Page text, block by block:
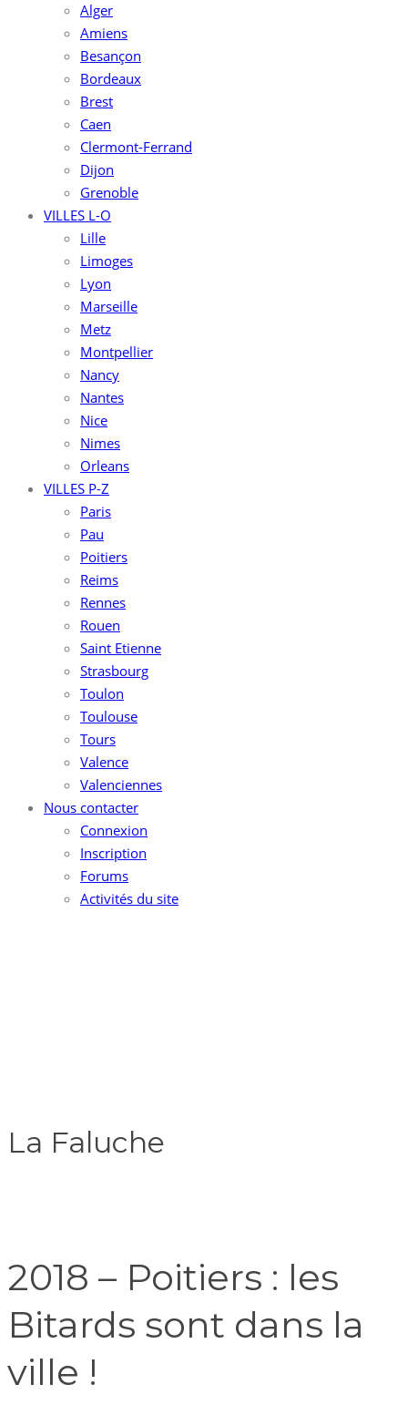
Alger
Amiens
Besançon
Bordeaux
Brest
Caen
Clermont-Ferrand
Dijon
Grenoble
VILLES L-O
Lille
Limoges
Lyon
Marseille
Metz
Montpellier
Nancy
Nantes
Nice
Nimes
Orleans
VILLES P-Z
Paris
Pau
Poitiers
Reims
Rennes
Rouen
Saint Etienne
Strasbourg
Toulon
Toulouse
Tours
Valence
Valenciennes
Nous contacter
Connexion
Inscription
Forums
Activités du site
La Faluche
2018 – Poitiers : les
Bitards sont dans la
ville !